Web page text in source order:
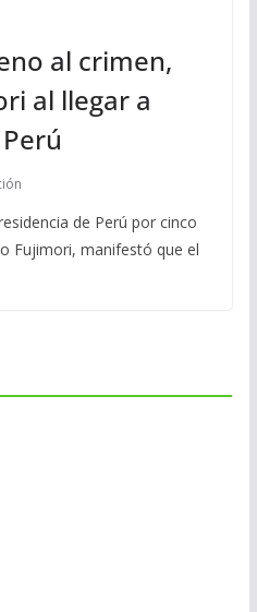
al crimen,
al llegar a
de Perú por cinco
Fujimori, manifestó que el